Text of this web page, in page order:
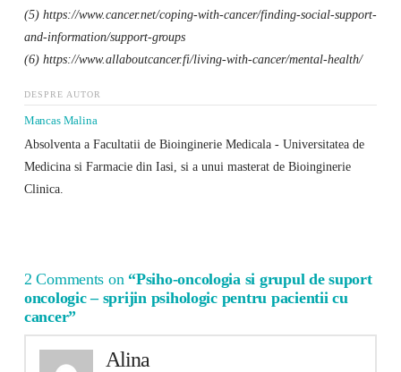
(5) https://www.cancer.net/coping-with-cancer/finding-social-support-
and-information/support-groups
(6) https://www.allaboutcancer.fi/living-with-cancer/mental-health/
DESPRE AUTOR
Mancas Malina
Absolventa a Facultatii de Bioinginerie Medicala - Universitatea de
Medicina si Farmacie din Iasi, si a unui masterat de Bioinginerie
Clinica.
2 Comments on “Psiho-oncologia si grupul de suport
oncologic – sprijin psihologic pentru pacientii cu
cancer”
Alina